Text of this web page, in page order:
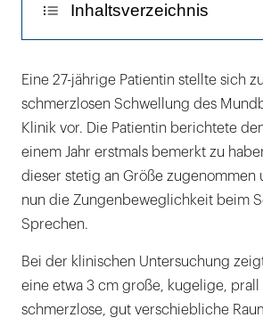
Inhaltsverzeichnis
Diskussion
Eine 27-jährige Patientin stellte sich
schmerzlosen Schwellung des
Klinik vor. Die Patientin berichtete
einem Jahr erstmals bemerkt zu
dieser stetig an Größe zugenommen
nun die Zungenbeweglichkeit beim
Sprechen.
Bei der klinischen Untersuchung
eine etwa 3 cm große, kugelige, prall
schmerzlose, gut verschiebliche